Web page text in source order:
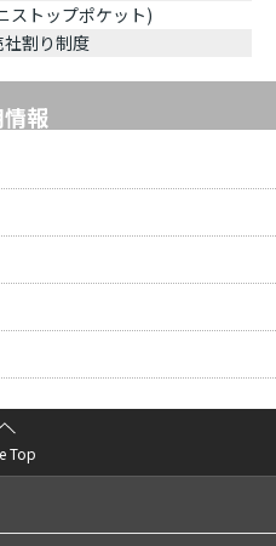
ストップポケット)
割り制度
報
Top